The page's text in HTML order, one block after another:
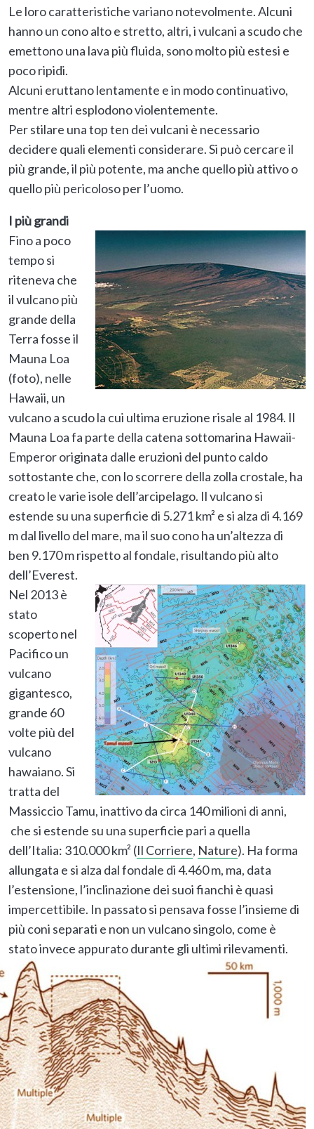
Le loro caratteristiche variano notevolmente. Alcuni
hanno un cono alto e stretto, altri, i vulcani a scudo che
emettono una lava più fluida, sono molto più estesi e
poco ripidi.
Alcuni eruttano lentamente e in modo continuativo,
mentre altri esplodono violentemente.
Per stilare una top ten dei vulcani è necessario
decidere quali elementi considerare. Si può cercare il
più grande, il più potente, ma anche quello più attivo o
quello più pericoloso per l’uomo.
I più grandi
Fino a poco
tempo si
riteneva che
il vulcano più
grande della
Terra fosse il
Mauna Loa
(foto), nelle
Hawaii, un
vulcano a scudo la cui ultima eruzione risale al 1984. Il
Mauna Loa fa parte della catena sottomarina Hawaii-
Emperor originata dalle eruzioni del punto caldo
sottostante che, con lo scorrere della zolla crostale, ha
creato le varie isole dell’arcipelago. Il vulcano si
estende su una superficie di 5.271 km² e si alza di 4.169
m dal livello del mare, ma il suo cono ha un’altezza di
ben 9.170 m rispetto al fondale, risultando più alto
dell’Everest.
Nel 2013 è
stato
scoperto nel
Pacifico un
vulcano
gigantesco,
grande 60
volte più del
vulcano
hawaiano. Si
tratta del
Massiccio Tamu, inattivo da circa 140 milioni di anni,
che si estende su una superficie pari a quella
dell’Italia: 310.000 km² (Il Corriere, Nature). Ha forma
allungata e si alza dal fondale di 4.460 m, ma, data
l’estensione, l’inclinazione dei suoi fianchi è quasi
impercettibile. In passato si pensava fosse l’insieme di
più coni separati e non un vulcano singolo, come è
stato invece appurato durante gli ultimi rilevamenti.